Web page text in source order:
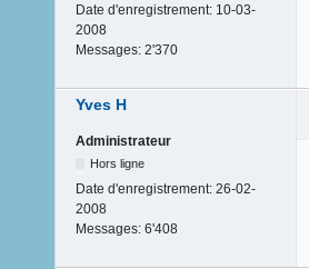
Date d'enregistrement: 10-03-
2008
Messages: 2'370
Yves H
Administrateur
Hors ligne
Date d'enregistrement: 26-02-
2008
Messages: 6'408